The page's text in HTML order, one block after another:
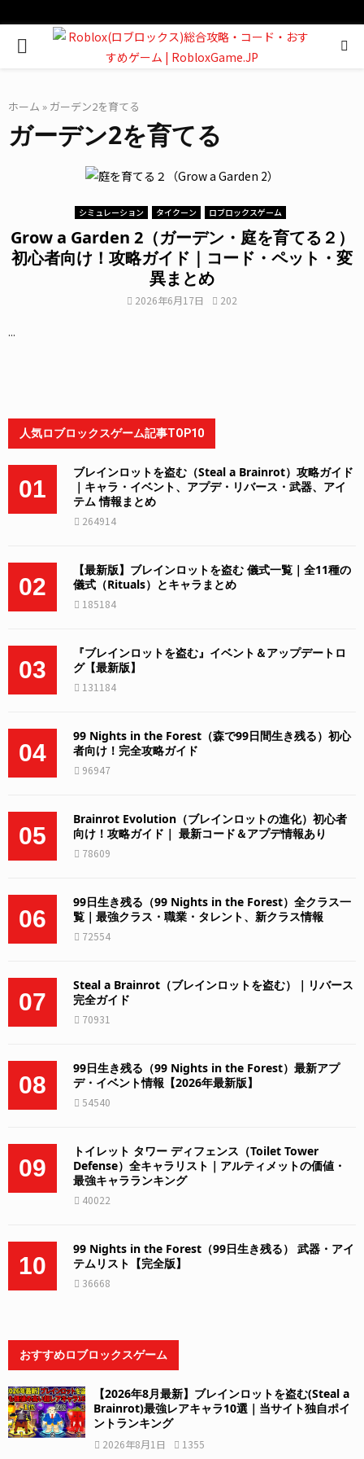
PRIMARY
ホーム » ガーデン2を育てる
ガーデン2を育てる
シミュレーション タイクーン ロブロックスゲーム
Grow a Garden 2（ガーデン・庭を育てる２）
初心者向け！攻略ガイド｜コード・ペット・変
異まとめ
2026年6月17日 202
...
人気ロブロックスゲーム記事TOP10
01
ブレインロットを盗む（Steal a Brainrot）攻略ガイド
｜キャラ・イベント、アプデ・リバース・武器、アイ
テム 情報まとめ
264914
02
【最新版】ブレインロットを盗む 儀式一覧｜全11種の
儀式（Rituals）とキャラまとめ
185184
03
『ブレインロットを盗む』イベント＆アップデートロ
グ【最新版】
131184
04
99 Nights in the Forest（森で99日間生き残る）初心
者向け！完全攻略ガイド
96947
05
Brainrot Evolution（ブレインロットの進化）初心者
向け！攻略ガイド｜ 最新コード＆アプデ情報あり
78609
06
99日生き残る（99 Nights in the Forest）全クラス一
覧｜最強クラス・職業・タレント、新クラス情報
72554
07
Steal a Brainrot（ブレインロットを盗む）｜リバース
完全ガイド
70931
08
99日生き残る（99 Nights in the Forest）最新アプ
デ・イベント情報【2026年最新版】
54540
09
トイレット タワー ディフェンス（Toilet Tower
Defense）全キャラリスト｜アルティメットの価値・
最強キャラランキング
40022
10
99 Nights in the Forest（99日生き残る） 武器・アイ
テムリスト【完全版】
36668
おすすめロブロックスゲーム
【2026年8月最新】ブレインロットを盗む(Steal a
Brainrot)最強レアキャラ10選｜当サイト独自ポイ
ントランキング
2026年8月1日 1355